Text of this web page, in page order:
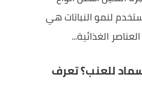
لنمو النباتات هي
الغذائية...
للعنب؟ تعرف